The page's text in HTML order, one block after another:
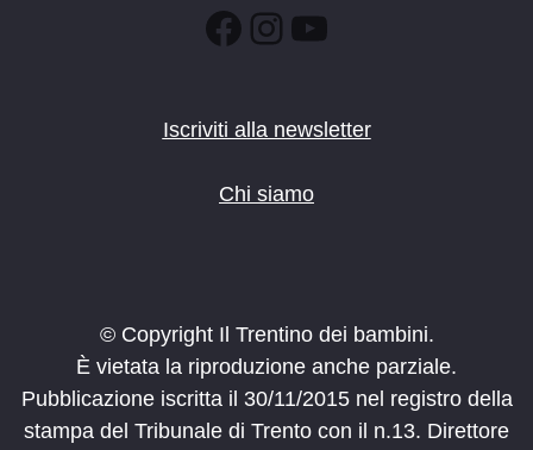
Facebook
Instagram
YouTube
Iscriviti alla newsletter
Chi siamo
© Copyright Il Trentino dei bambini.
È vietata la riproduzione anche parziale.
Pubblicazione iscritta il 30/11/2015 nel registro della
stampa del Tribunale di Trento con il n.13. Direttore